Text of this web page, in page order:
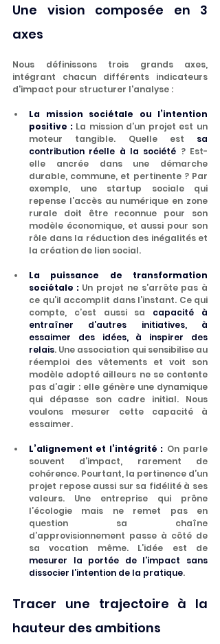
Une vision composée en 3
axes
Nous définissons trois grands axes,
intégrant chacun différents indicateurs
d'impact pour structurer l'analyse :
La mission sociétale ou l’intention
positive : La mission d’un projet est un
moteur tangible. Quelle est sa
contribution réelle à la société ? Est-
elle ancrée dans une démarche
durable, commune, et pertinente ? Par
exemple, une startup sociale qui
repense l’accès au numérique en zone
rurale doit être reconnue pour son
modèle économique, et aussi pour son
rôle dans la réduction des inégalités et
la création de lien social.
La puissance de transformation
sociétale : Un projet ne s’arrête pas à
ce qu’il accomplit dans l’instant. Ce qui
compte, c’est aussi sa capacité à
entraîner d’autres initiatives, à
essaimer des idées, à inspirer des
relais. Une association qui sensibilise au
réemploi des vêtements et voit son
modèle adopté ailleurs ne se contente
pas d’agir : elle génère une dynamique
qui dépasse son cadre initial. Nous
voulons mesurer cette capacité à
essaimer.
L’alignement et l’intégrité : On parle
souvent d’impact, rarement de
cohérence. Pourtant, la pertinence d’un
projet repose aussi sur sa fidélité à ses
valeurs. Une entreprise qui prône
l’écologie mais ne remet pas en
question sa chaîne
d’approvisionnement passe à côté de
mesurer la portée de l’impact sans
dissocier l’intention de la pratique.
Tracer une trajectoire à la
hauteur des ambitions